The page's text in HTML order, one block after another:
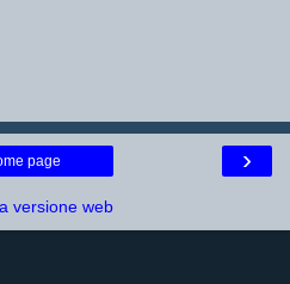
›
page
versione web